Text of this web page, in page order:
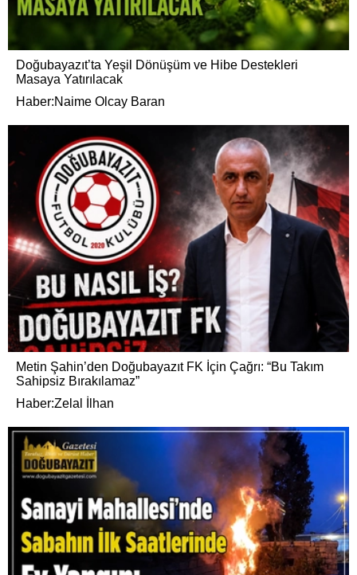
Doğubayazıt’ta Yeşil Dönüşüm ve Hibe Destekleri
Masaya Yatırılacak
Haber:Naime Olcay Baran
Metin Şahin’den Doğubayazıt FK İçin Çağrı: “Bu Takım
Sahipsiz Bırakılamaz”
Haber:Zelal İlhan